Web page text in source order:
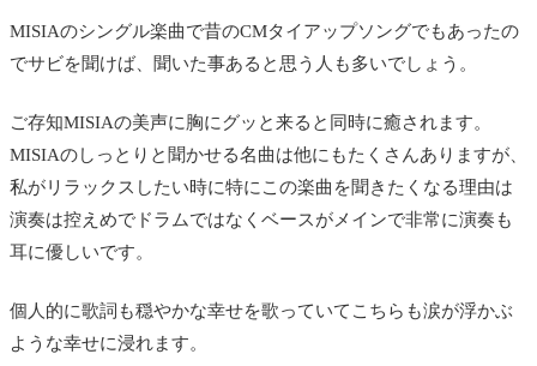
MISIAのシングル楽曲で昔のCMタイアップソングでもあったの
でサビを聞けば、聞いた事あると思う人も多いでしょう。
ご存知MISIAの美声に胸にグッと来ると同時に癒されます。
MISIAのしっとりと聞かせる名曲は他にもたくさんありますが、
私がリラックスしたい時に特にこの楽曲を聞きたくなる理由は
演奏は控えめでドラムではなくベースがメインで非常に演奏も
耳に優しいです。
個人的に歌詞も穏やかな幸せを歌っていてこちらも涙が浮かぶ
ような幸せに浸れます。